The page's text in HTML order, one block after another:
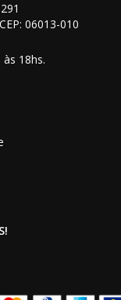
CEP: 06013-010
às 18hs.